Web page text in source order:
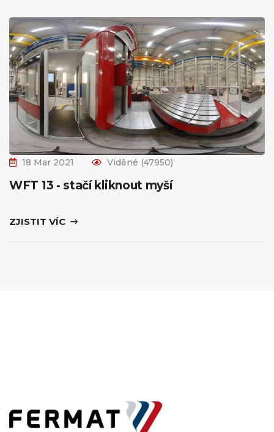
18 Mar 2021 Viděné (47950)
WFT 13 - stačí kliknout myší
ZJISTIT VÍC